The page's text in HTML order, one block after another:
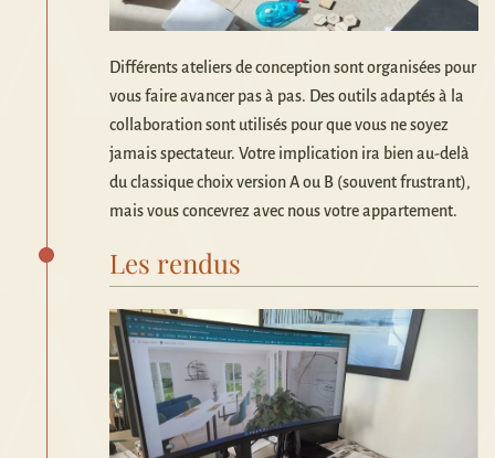
Différents ateliers de conception sont organisées pour
vous faire avancer pas à pas. Des outils adaptés à la
collaboration sont utilisés pour que vous ne soyez
jamais spectateur. Votre implication ira bien au-delà
du classique choix version A ou B (souvent frustrant),
mais vous concevrez avec nous votre appartement.
Les rendus